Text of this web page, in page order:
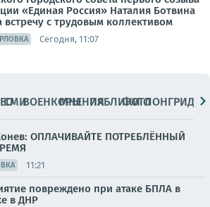
«Единая Россия» Наталия Ботвина
встречу с трудовым коллективом
Сегодня, 11:07
СМИВОЕНКОРЫМНЕНИЯПАБЛИКИ
ФОТОЛОНГРИДЫ
ОПЛАЧИВАЙТЕ ПОТРЕБЛЁННЫЙ
11:21
повреждено при атаке БПЛА в
в ДНР